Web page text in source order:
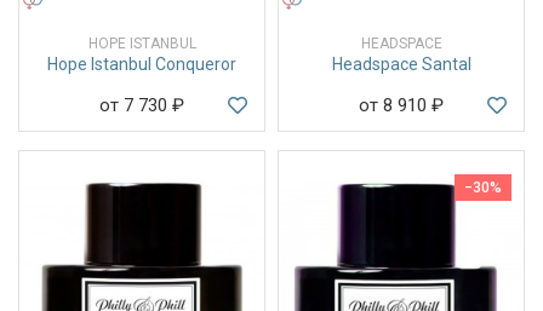
HOPE ISTANBUL
Hope Istanbul Conqueror
от 7 730 ₽
HEADSPACE
Headspace Santal
от 8 910 ₽
−30%